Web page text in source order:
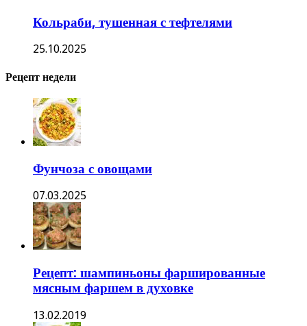
Кольраби, тушенная с тефтелями
25.10.2025
Рецепт недели
Фунчоза с овощами
07.03.2025
Рецепт: шампиньоны фаршированные
мясным фаршем в духовке
13.02.2019